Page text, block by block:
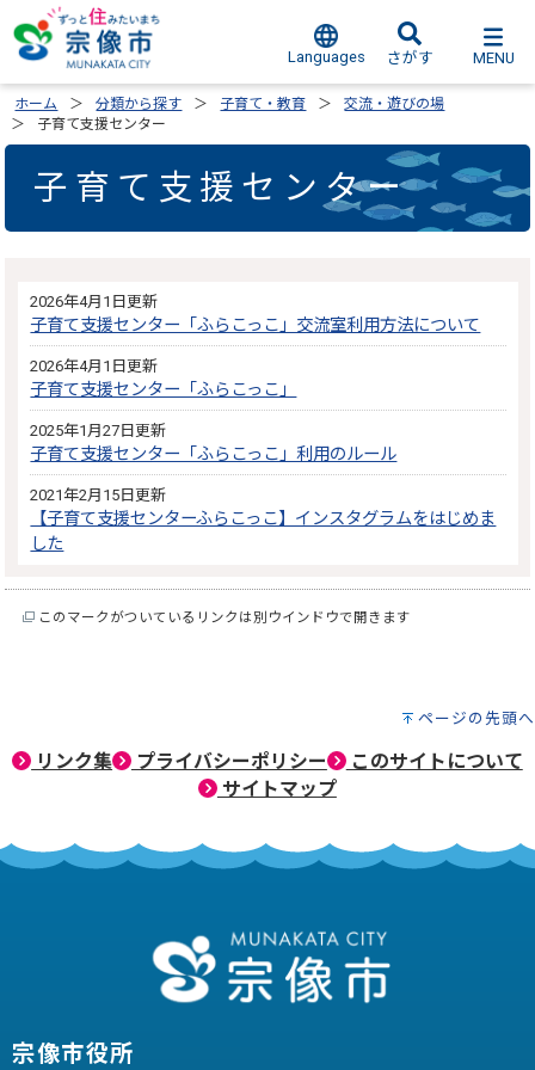
Languages さがす MENU
ホーム 分類から探す 子育て・教育
交流・遊びの場
子育て支援センター
子育て支援センター
2026年4月1日更新
子育て支援センター「ふらこっこ」交流室利用方法について
2026年4月1日更新
子育て支援センター「ふらこっこ」
2025年1月27日更新
子育て支援センター「ふらこっこ」利用のルール
2021年2月15日更新
【子育て支援センターふらこっこ】インスタグラムをはじめま
した
このマークがついているリンクは別ウインドウで開きます
ページの先頭へ
リンク集 プライバシーポリシー
このサイトについて
サイトマップ
宗像市役所